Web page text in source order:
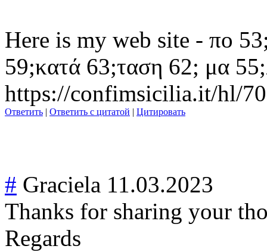
Here is my web site - πο
59;κατά 63;ταση 62; μα
https://confimsicilia.it/hl/
Ответить | Ответить с цитатой | Цитировать
# Graciela 11.03.2023
Thanks for sharing your
Regards